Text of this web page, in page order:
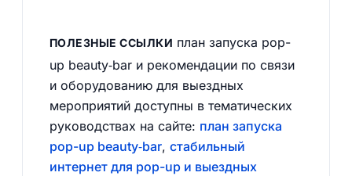
ПОЛЕЗНЫЕ ССЫЛКИ план запуска pop-
up beauty‑bar и рекомендации по связи
и оборудованию для выездных
мероприятий доступны в тематических
руководствах на сайте: план запуска
pop-up beauty‑bar, стабильный
интернет для pop-up и выездных